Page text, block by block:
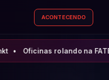
ACONTECENDO
na FATEC